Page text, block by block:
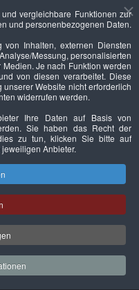
Nachhaltigkeit
Deutscher
e.V..
vergleichbare Funktionen zur
und personenbezogenen Daten.
Inhalten, externen Diensten
Messung, personalisierten
Je nach Funktion werden
von diesen verarbeitet. Diese
Website nicht erforderlich
widerrufen werden.
Ihre Daten auf Basis von
Sie haben das Recht der
zu tun, klicken Sie bitte auf
Anbieter.